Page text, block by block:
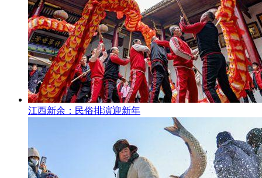
江西新余：民俗排演迎新年